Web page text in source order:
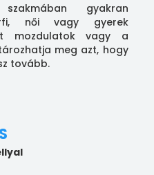
gyakran
női vagy gyerek
mozdulatok vagy a
meg azt, hogy
tovább.